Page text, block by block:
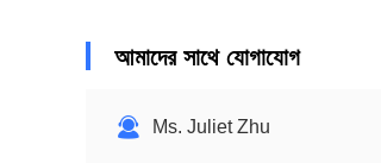
আমাদের সাথে যোগাযোগ
Ms. Juliet Zhu